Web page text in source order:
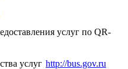
услуг по QR-
http://bus.gov.ru